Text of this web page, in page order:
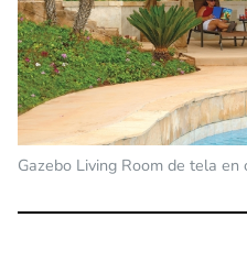
Gazebo Living Room de tela en